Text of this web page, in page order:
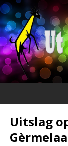
Uitslag